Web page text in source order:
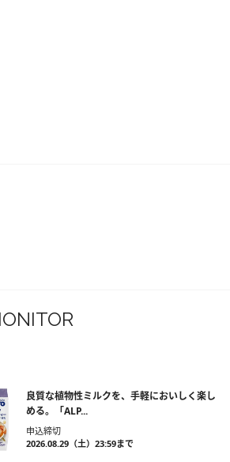
良質な植物性ミルクを、手軽においしく楽し
める。「ALP...
申込締切
2026.08.29（土）23:59まで